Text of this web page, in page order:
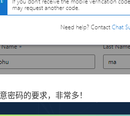
密码的要求，非常多！